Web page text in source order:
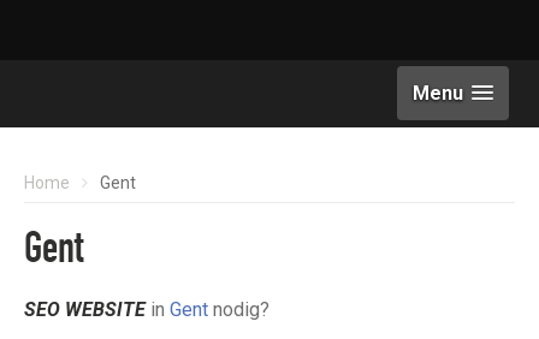
Menu
Home Gent
Gent
SEO WEBSITEin Gent nodig?